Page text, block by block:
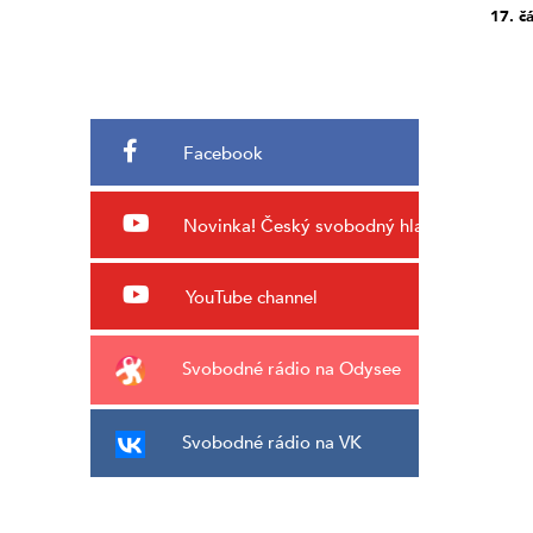
Facebook
Novinka! Český svobodný hlas
YouTube channel
Svobodné rádio na Odysee
Svobodné rádio na VK
17.